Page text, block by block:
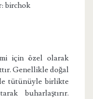
birchok
için özel olarak
Genellikle doğal
tütünüyle birlikte
buharlaştırır.